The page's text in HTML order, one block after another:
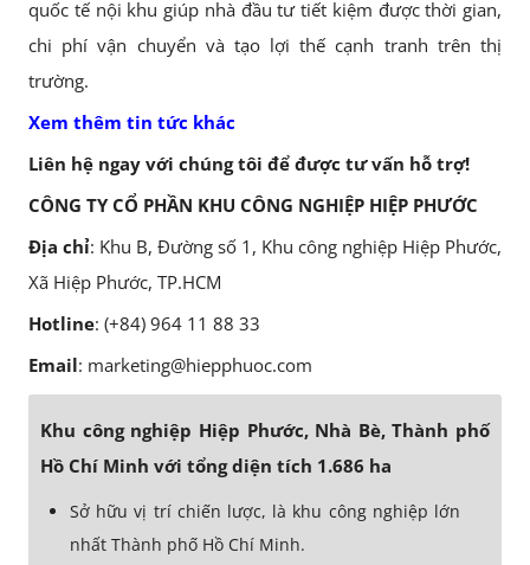
quốc tế nội khu giúp nhà đầu tư tiết kiệm được thời gian,
chi phí vận chuyển và tạo lợi thế cạnh tranh trên thị
trường.
Xem thêm tin tức khác
Liên hệ ngay với chúng tôi để được tư vấn hỗ trợ!
CÔNG TY CỔ PHẦN KHU CÔNG NGHIỆP HIỆP PHƯỚC
Địa chỉ: Khu B, Đường số 1, Khu công nghiệp Hiệp Phước,
Xã Hiệp Phước, TP.HCM
Hotline: (+84) 964 11 88 33
Email: marketing@hiepphuoc.com
Khu công nghiệp Hiệp Phước, Nhà Bè, Thành phố
Hồ Chí Minh với tổng diện tích 1.686 ha
Sở hữu vị trí chiến lược, là khu công nghiệp lớn
nhất Thành phố Hồ Chí Minh.